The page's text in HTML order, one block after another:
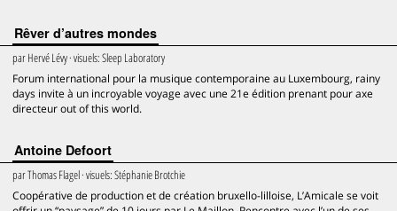
Rêver d’autres mondes
parHervé Lévy· visuels:Sleep Laboratory
Forum international pour la musique contemporaine au Luxembourg, rainy
days invite à un incroyable voyage avec une 21e édition prenant pour axe
directeur out of this world.
Antoine Defoort
parThomas Flagel· visuels:Stéphanie Brotchie
Coopérative de production et de création bruxello-lilloise, L’Amicale se voit